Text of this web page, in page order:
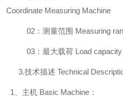
Coordinate Measuring Machine
02 ：测量范围 Measuring
03 ：最大载荷 Load capacity
3.技术描述 Technical
1、主机 Basic Machine：